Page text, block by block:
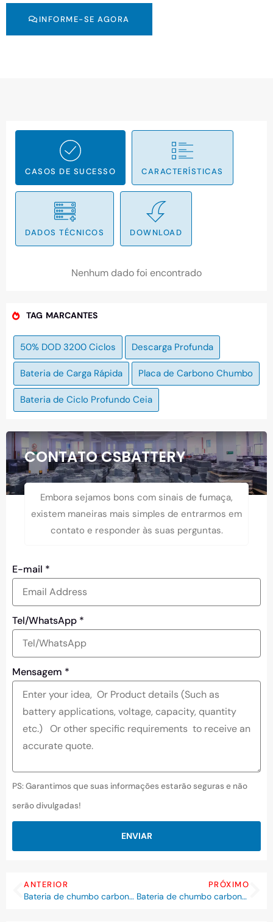
INFORME-SE AGORA
CASOS DE SUCESSO CARACTERÍSTICAS
DADOS TÉCNICOS DOWNLOAD
Nenhum dado foi encontrado
TAG MARCANTES
50% DOD 3200 Ciclos Descarga Profunda
Bateria de Carga Rápida Placa de Carbono Chumbo
Bateria de Ciclo Profundo Ceia
CONTATO CSBATTERY
Embora sejamos bons com sinais de fumaça,
existem maneiras mais simples de entrarmos em
contato e responder às suas perguntas.
E-mail *
Tel/WhatsApp *
Mensagem *
PS: Garantimos que suas informações estarão seguras e não
serão divulgadas!
ENVIAR
ANTERIOR
Bateria de chumbo carbono HDC6-200 6V 200Ah Fast-C
PRÓXIMO
Bateria de chumbo carbono HDC6-300 6V 300Ah Fast-C